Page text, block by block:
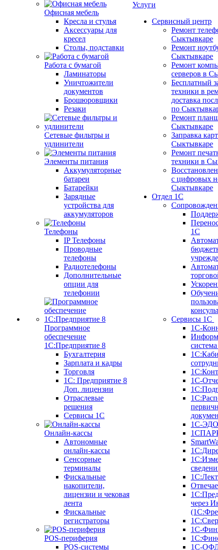
Офисная мебель
Кресла и стулья
Аксессуары для
кресел
Столы, подставки
Работа с бумагой
Ламинаторы
Уничтожители
документов
Брошюровщики
Резаки
Сетевые фильтры и
удлинители
Элементы питания
Аккумуляторные
батареи
Батарейки
Зарядные
устройства для
аккумуляторов
Телефоны
IP Телефоны
Проводные
телефоны
Радиотелефоны
Дополнительные
опции для
телефонии
Программное
обеспечение
1С:Предприятие 8
Бухгалтерия
Зарплата и кадры
Торговля
1C: Предприятие 8
Доп. лицензии
Отраслевые
решения
Сервисы 1С
Онлайн-кассы
Автономные
онлайн-кассы
Сенсорные
терминалы
Фискальные
накопители,
лицензии и чековая
лента
Фискальные
регистраторы
POS-периферия
POS-системы
Услуги
Сервисный центр
Ремонт
Сыктывкаре
Ремонт
Сыктывкаре
Ремонт
серверов в
Бесплатный
техники в
доставка
по
Ремонт
Сыктывкаре
Заправка
Сыктывкаре
Ремонт
техники в
с цифровых
Сыктывкаре
Отдел 1С
1С
Сервисы 1С
1С-
1С-
1С-ЭДО
через
1С-
1С-